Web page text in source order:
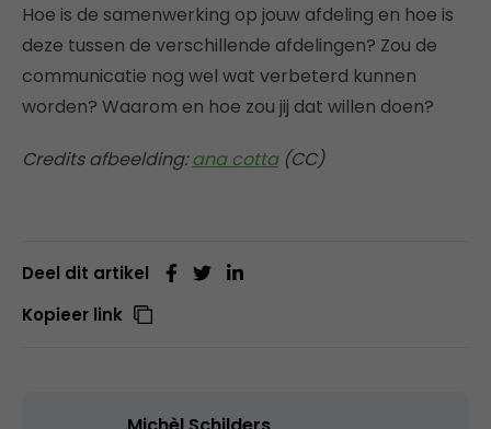
Hoe is de samenwerking op jouw afdeling en hoe is
deze tussen de verschillende afdelingen? Zou de
communicatie nog wel wat verbeterd kunnen
worden? Waarom en hoe zou jij dat willen doen?
Credits afbeelding:ana cotta(CC)
Deel dit artikel
Kopieer link